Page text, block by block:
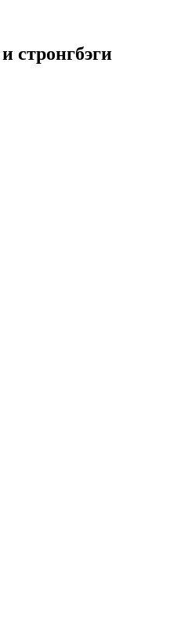
стронгбэги